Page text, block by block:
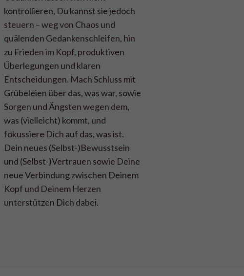
kontrollieren, Du kannst sie jedoch
steuern – weg von Chaos und
quälenden Gedankenschleifen, hin
zu Frieden im Kopf, produktiven
Überlegungen und klaren
Entscheidungen. Mach Schluss mit
Grübeleien über das, was war, sowie
Sorgen und Ängsten wegen dem,
was (vielleicht) kommt, und
fokussiere Dich auf das, was ist.
Dein neues (Selbst-)Bewusstsein
und (Selbst-)Vertrauen sowie Deine
neue Verbindung zwischen Deinem
Kopf und Deinem Herzen
unterstützen Dich dabei.